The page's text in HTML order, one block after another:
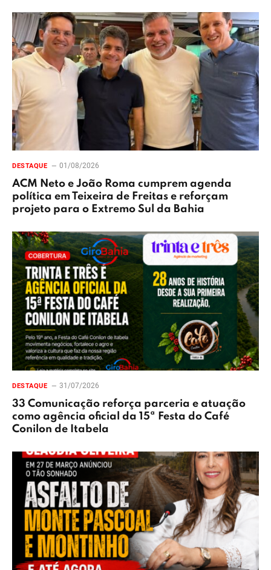
DESTAQUE 01/08/2026
ACM Neto e João Roma cumprem agenda
política em Teixeira de Freitas e reforçam
projeto para o Extremo Sul da Bahia
DESTAQUE 31/07/2026
33 Comunicação reforça parceria e atuação
como agência oficial da 15ª Festa do Café
Conilon de Itabela